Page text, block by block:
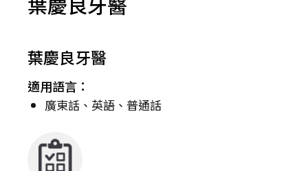
葉慶良牙醫
適用語言：
廣東話、英語、普通話